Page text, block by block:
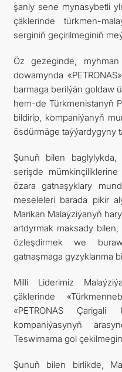
şanly sene mynasybetli
çäklerinde türkmen-
serginiň geçirilmeginiň
Öz gezeginde,
dowamynda
barmaga berilýän goldaw
hem-de Türkmenistanyň
bildirip, kompaniýanyň
ösdürmäge taýýardygyny
Şunuň bilen
serişde
özara gatnaşyklary
meseleleri barada pikir
Marikan Malaýziýanyň
artdyrmak maksady
özleşdirmek we
gatnaşmaga gyzyklanma
Milli Liderimiz
çäklerinde
«PETRONAS
kompaniýasynyň
Teswirnama gol
Şunuň bilen birlikde,